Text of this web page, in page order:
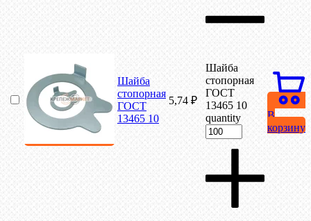
Шайба
стопорная
ГОСТ
13465 10
5,74 ₽
Шайба
стопорная
ГОСТ
13465 10
quantity
В
корзину